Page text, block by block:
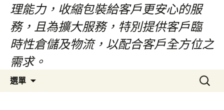
理能力，收縮包裝給客戶更安心的服
務，且為擴大服務，特別提供客戶臨
時性倉儲及物流，以配合客戶全方位之
需求。
選單
搜
尋